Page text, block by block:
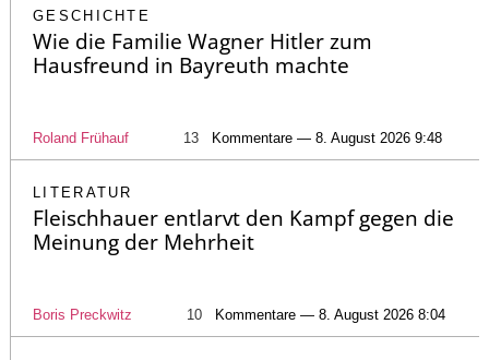
GESCHICHTE
Wie die Familie Wagner Hitler zum
Hausfreund in Bayreuth machte
Roland Frühauf 13 Kommentare — 8. August 2026 9:48
LITERATUR
Fleischhauer entlarvt den Kampf gegen die
Meinung der Mehrheit
Boris Preckwitz 10 Kommentare — 8. August 2026 8:04